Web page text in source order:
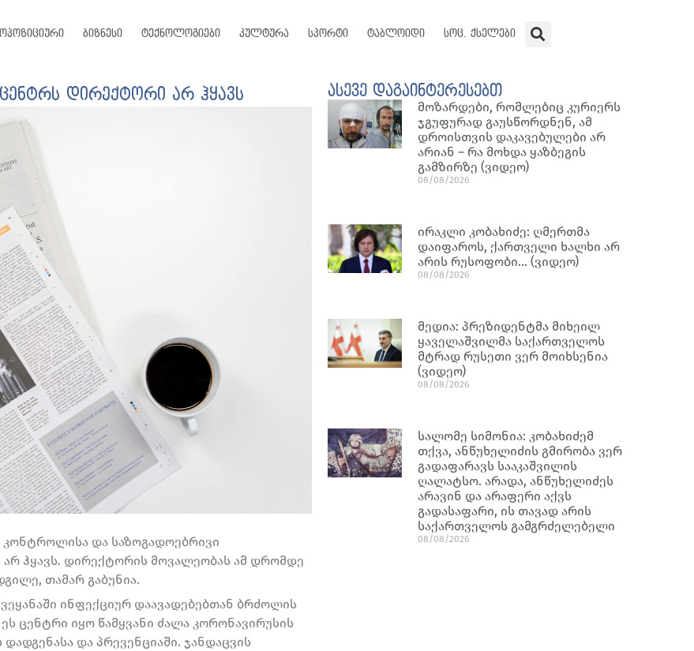
ოპოზიციური ბიზნესი ტექნოლოგიები კულტურა სპორტი ტაბლოიდი სოც. ქსელები
დირექტორი არ ჰყავს
კონტროლისა და საზოგადოებრივი
ჰყავს. დირექტორის მოვალეობას ამ დრომდე
თამარ გაბუნია.
ინფექციურ დაავადებებთან ბრძოლის
ცენტრი იყო წამყვანი ძალა კორონავირუსის
და პრევენციაში. ჯანდაცვის
ასევე დაგაინტერესებთ
მოზარდები, რომლებიც კურიერს
ჯგუფურად გაუსწორდნენ, ამ
დროისთვის დაკავებულები არ
არიან – რა მოხდა ყაზბეგის
გამზირზე (ვიდეო)
08/08/2026
ირაკლი კობახიძე: ღმერთმა
დაიფაროს, ქართველი ხალხი არ
არის რუსოფობი… (ვიდეო)
08/08/2026
მედია: პრეზიდენტმა მიხეილ
ყაველაშვილმა საქართველოს
მტრად რუსეთი ვერ მოიხსენია
(ვიდეო)
08/08/2026
სალომე სიმონია: კობახიძემ
თქვა, ანწუხელიძის გმირობა ვერ
გადაფარავს სააკაშვილის
ღალატსო. არადა, ანწუხელიძეს
არავინ და არაფერი აქვს
გადასაფარი, ის თავად არის
საქართველოს გამგრძელებელი
08/08/2026